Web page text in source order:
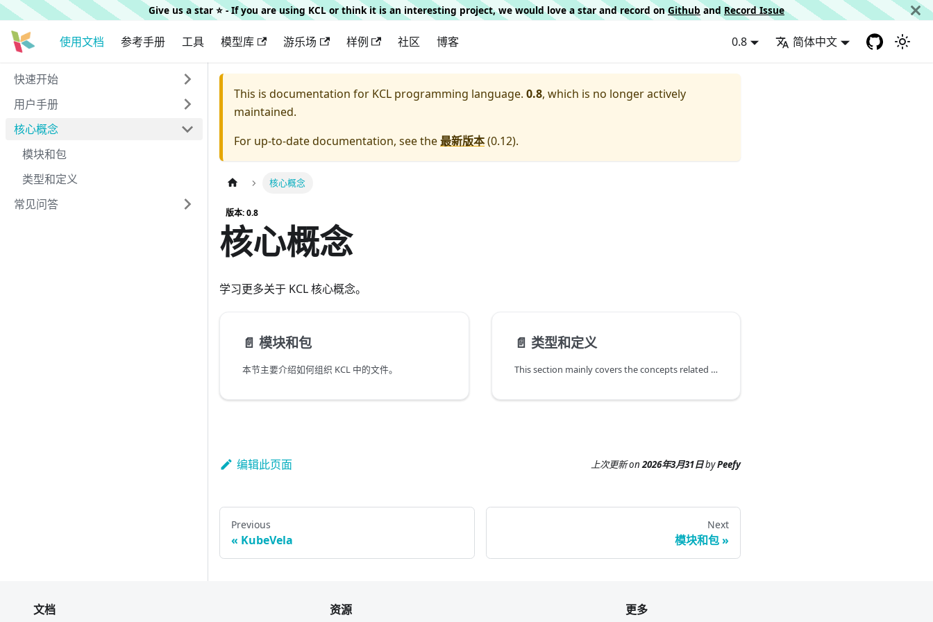
Give us a star ⭐️ - If you are using KCL or think it is an interesting project, we would love a star and record onGithub and Record Issue
使用文档 参考手册 工具 模型库 游乐场 样例 社区 博客 0.8 简体中文
快速开始
用户手册
核心概念
模块和包
类型和定义
常见问答
This is documentation for KCL programming language. 0.8, which is no longer actively
maintained.
For up-to-date documentation, see the最新版本(0.12).
核心概念
版本: 0.8
核心概念
学习更多关于 KCL 核心概念。
📄️ 模块和包
本节主要介绍如何组织 KCL 中的文件。
📄️ 类型和定义
This section mainly covers the concepts related to types and definitions.
编辑此页面 上次更新on2026年3月31日byPeefy
Previous
KubeVela
Next
模块和包
文档 资源 更多